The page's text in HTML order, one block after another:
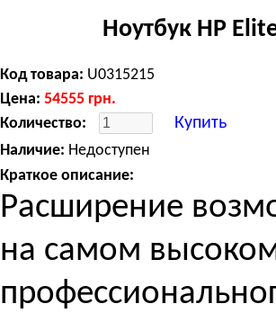
Ноутбук HP
Код товара: U0315215
Цена: 54555 грн.
Количество:
Купить
Наличие: Недоступен
Краткое описание:
Расширение
на самом